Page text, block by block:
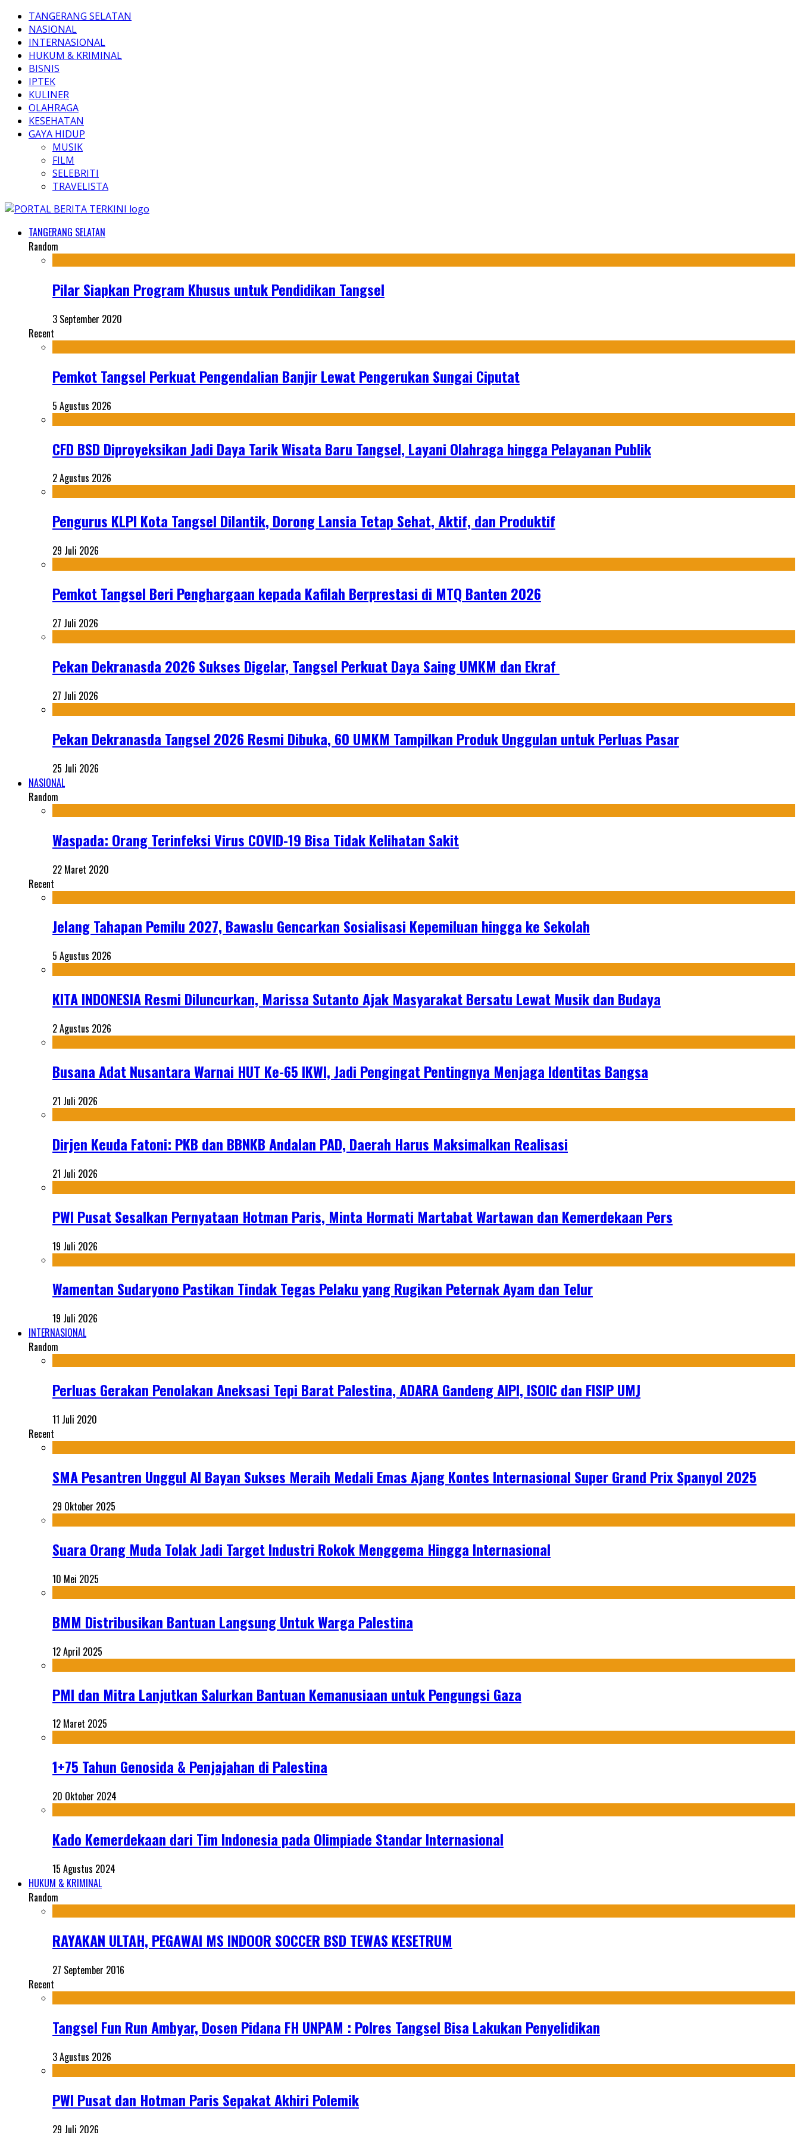
TANGERANG SELATAN
NASIONAL
INTERNASIONAL
HUKUM & KRIMINAL
BISNIS
IPTEK
KULINER
OLAHRAGA
KESEHATAN
GAYA HIDUP
MUSIK
FILM
SELEBRITI
TRAVELISTA
TANGERANG SELATAN
Random
Pilar Siapkan Program Khusus untuk Pendidikan Tangsel
3 September 2020
Recent
Pemkot Tangsel Perkuat Pengendalian Banjir Lewat Pengerukan Sungai Ciputat
5 Agustus 2026
CFD BSD Diproyeksikan Jadi Daya Tarik Wisata Baru Tangsel, Layani Olahraga hingga Pelayanan Publik
2 Agustus 2026
Pengurus KLPI Kota Tangsel Dilantik, Dorong Lansia Tetap Sehat, Aktif, dan Produktif
29 Juli 2026
Pemkot Tangsel Beri Penghargaan kepada Kafilah Berprestasi di MTQ Banten 2026
27 Juli 2026
Pekan Dekranasda 2026 Sukses Digelar, Tangsel Perkuat Daya Saing UMKM dan Ekraf
27 Juli 2026
Pekan Dekranasda Tangsel 2026 Resmi Dibuka, 60 UMKM Tampilkan Produk Unggulan untuk Perluas Pasar
25 Juli 2026
NASIONAL
Random
Waspada: Orang Terinfeksi Virus COVID-19 Bisa Tidak Kelihatan Sakit
22 Maret 2020
Recent
Jelang Tahapan Pemilu 2027, Bawaslu Gencarkan Sosialisasi Kepemiluan hingga ke Sekolah
5 Agustus 2026
KITA INDONESIA Resmi Diluncurkan, Marissa Sutanto Ajak Masyarakat Bersatu Lewat Musik dan Budaya
2 Agustus 2026
Busana Adat Nusantara Warnai HUT Ke-65 IKWI, Jadi Pengingat Pentingnya Menjaga Identitas Bangsa
21 Juli 2026
Dirjen Keuda Fatoni: PKB dan BBNKB Andalan PAD, Daerah Harus Maksimalkan Realisasi
21 Juli 2026
PWI Pusat Sesalkan Pernyataan Hotman Paris, Minta Hormati Martabat Wartawan dan Kemerdekaan Pers
19 Juli 2026
Wamentan Sudaryono Pastikan Tindak Tegas Pelaku yang Rugikan Peternak Ayam dan Telur
19 Juli 2026
INTERNASIONAL
Random
Perluas Gerakan Penolakan Aneksasi Tepi Barat Palestina, ADARA Gandeng AIPI, ISOIC dan FISIP UMJ
11 Juli 2020
Recent
SMA Pesantren Unggul Al Bayan Sukses Meraih Medali Emas Ajang Kontes Internasional Super Grand Prix Spanyol 2025
29 Oktober 2025
Suara Orang Muda Tolak Jadi Target Industri Rokok Menggema Hingga Internasional
10 Mei 2025
BMM Distribusikan Bantuan Langsung Untuk Warga Palestina
12 April 2025
PMI dan Mitra Lanjutkan Salurkan Bantuan Kemanusiaan untuk Pengungsi Gaza
12 Maret 2025
1+75 Tahun Genosida & Penjajahan di Palestina
20 Oktober 2024
Kado Kemerdekaan dari Tim Indonesia pada Olimpiade Standar Internasional
15 Agustus 2024
HUKUM & KRIMINAL
Random
RAYAKAN ULTAH, PEGAWAI MS INDOOR SOCCER BSD TEWAS KESETRUM
27 September 2016
Recent
Tangsel Fun Run Ambyar, Dosen Pidana FH UNPAM : Polres Tangsel Bisa Lakukan Penyelidikan
3 Agustus 2026
PWI Pusat dan Hotman Paris Sepakat Akhiri Polemik
29 Juli 2026